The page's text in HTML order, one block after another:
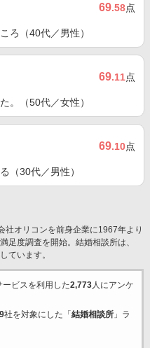
69.58点
ろ（40代／男性）
69.11点
。（50代／女性）
69.10点
（30代／男性）
社オリコンを前身企業に1967年より
足度調査を開始。結婚相談所は、
ています。
ビスを利用した2,773人にアンケ
社を対象にした「 結婚相談所」ラ